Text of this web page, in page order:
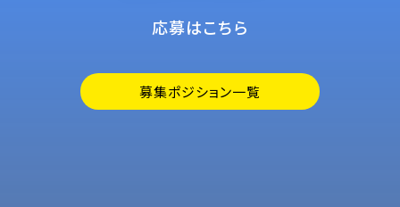
応募はこちら
募集ポジション一覧